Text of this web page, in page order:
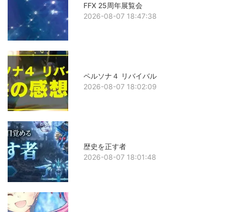
FFX 25周年展覧会
2026-08-07 18:47:38
ペルソナ４ リバイバル
2026-08-07 18:02:09
歴史を正す者
2026-08-07 18:01:48